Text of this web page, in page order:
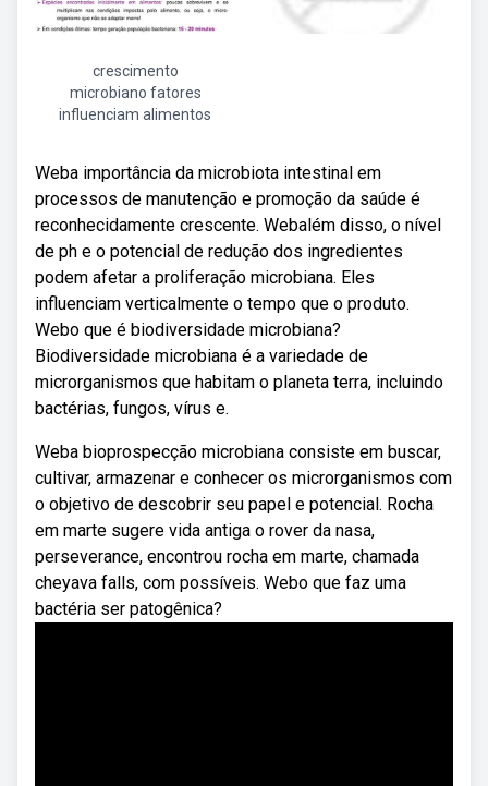
crescimento
microbiano fatores
influenciam alimentos
Weba importância da microbiota intestinal em
processos de manutenção e promoção da saúde é
reconhecidamente crescente. Webalém disso, o nível
de ph e o potencial de redução dos ingredientes
podem afetar a proliferação microbiana. Eles
influenciam verticalmente o tempo que o produto.
Webo que é biodiversidade microbiana?
Biodiversidade microbiana é a variedade de
microrganismos que habitam o planeta terra, incluindo
bactérias, fungos, vírus e.
Weba bioprospecção microbiana consiste em buscar,
cultivar, armazenar e conhecer os microrganismos com
o objetivo de descobrir seu papel e potencial. Rocha
em marte sugere vida antiga o rover da nasa,
perseverance, encontrou rocha em marte, chamada
cheyava falls, com possíveis. Webo que faz uma
bactéria ser patogênica?